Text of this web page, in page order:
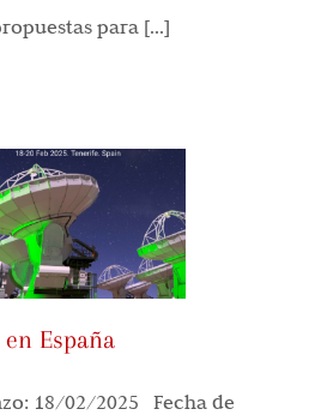
para [...]
España
18/02/2025 Fecha de